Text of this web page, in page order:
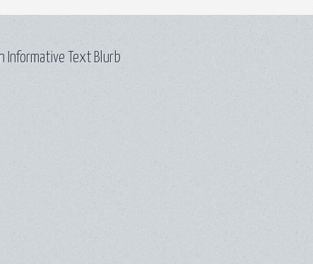
Informative Text Blurb